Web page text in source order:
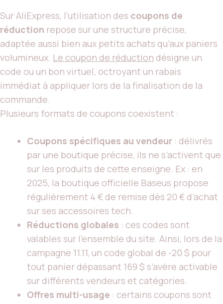
Sur AliExpress, l’utilisation des coupons de
réduction repose sur une structure précise,
adaptée aussi bien aux petits achats qu’aux paniers
volumineux. Le coupon de réduction désigne un
code ou un bon virtuel, octroyant un rabais
immédiat à appliquer lors de la finalisation de la
commande.
Plusieurs formats de coupons coexistent :
Coupons spécifiques au vendeur : délivrés
par une boutique précise, ils ne s’activent que
sur les produits de cette enseigne. Ex : en
2025, la boutique officielle Baseus propose
régulièrement 4 € de remise dès 20 € d’achat
sur ses accessoires tech.
Réductions globales : ces codes sont
valables sur l’ensemble du site. Ainsi, lors de la
campagne 11.11, un code global de -20 $ pour
tout panier dépassant 169 $ s’avère activable
sur différents vendeurs et catégories.
Offres multi-usage : certains coupons sont